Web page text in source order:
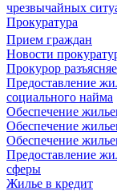
чрезвычайных
Прокуратура
Прием граждан
Новости
Прокурор
Предоставление
социального найма
Обеспечение
Обеспечение
Обеспечение
Предоставление
сферы
Жилье в кредит